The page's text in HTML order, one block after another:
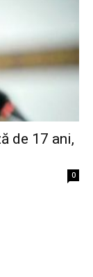
de 17 ani,
0